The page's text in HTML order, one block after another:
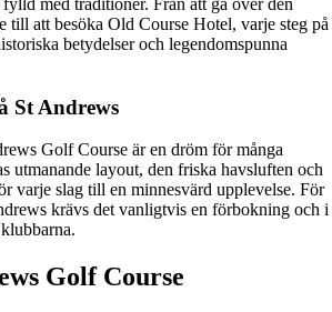
med traditioner. Från att gå över den
att besöka Old Course Hotel, varje steg på
betydelser och legendomspunna
St Andrews
Golf Course är en dröm för många
utmanande layout, den friska havsluften och
varje slag till en minnesvärd upplevelse. För
krävs det vanligtvis en förbokning och i
Golf Course